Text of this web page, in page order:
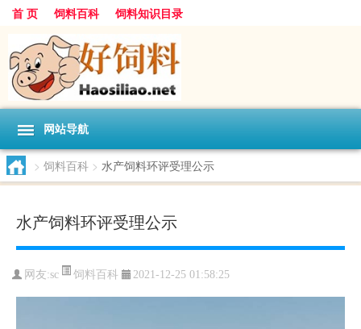
首 页 饲料百科 饲料知识目录
网站导航
> 饲料百科 > 水产饲料环评受理公示
水产饲料环评受理公示
网友:sc 饲料百科 2021-12-25 01:58:25